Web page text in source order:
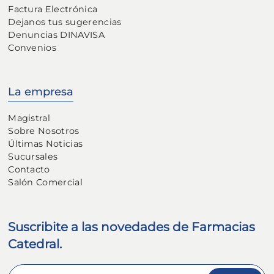
Factura Electrónica
Dejanos tus sugerencias
Denuncias DINAVISA
Convenios
La empresa
Magistral
Sobre Nosotros
Últimas Noticias
Sucursales
Contacto
Salón Comercial
Suscribite a las novedades de Farmacias
Catedral.